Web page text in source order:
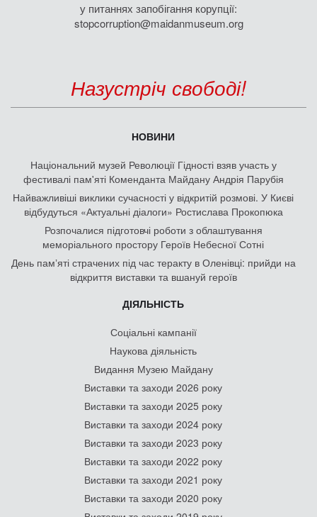
у питаннях запобігання корупції:
stopcorruption@maidanmuseum.org
Назустріч свободі!
НОВИНИ
Національний музей Революції Гідності взяв участь у
фестивалі пам'яті Коменданта Майдану Андрія Парубія
Найважливіші виклики сучасності у відкритій розмові. У Києві
відбудуться «Актуальні діалоги» Ростислава Прокопюка
Розпочалися підготовчі роботи з облаштування
меморіального простору Героїв Небесної Сотні
День памʼяті страчених під час теракту в Оленівці: прийди на
відкриття виставки та вшануй героїв
ДІЯЛЬНІСТЬ
Соціальні кампанії
Наукова діяльність
Видання Музею Майдану
Виставки та заходи 2026 року
Виставки та заходи 2025 року
Виставки та заходи 2024 року
Виставки та заходи 2023 року
Виставки та заходи 2022 року
Виставки та заходи 2021 року
Виставки та заходи 2020 року